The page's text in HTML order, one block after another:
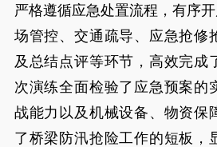
严格遵循应急处置流程，有序
场管控、交通疏导、应急抢修
及总结点评等环节，高效完成
次演练全面检验了应急预案的
战能力以及机械设备、物资保
了桥梁防汛抢险工作的短板，